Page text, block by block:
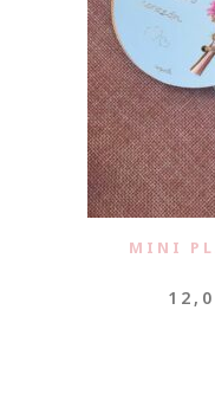
MINI